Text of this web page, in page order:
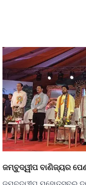
ଜମ୍ବୁଦ୍ୱୀପ ବାଣିଜ୍ୟର